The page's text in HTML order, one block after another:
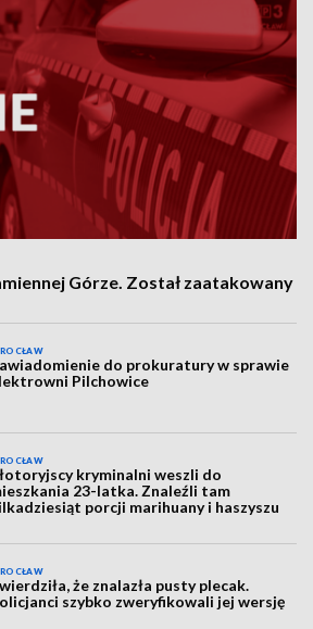
Górze. Został zaatakowany
do prokuratury w sprawie
Pilchowice
kryminalni weszli do
23-latka. Znaleźli tam
porcji marihuany i haszyszu
że znalazła pusty plecak.
szybko zweryfikowali jej wersję